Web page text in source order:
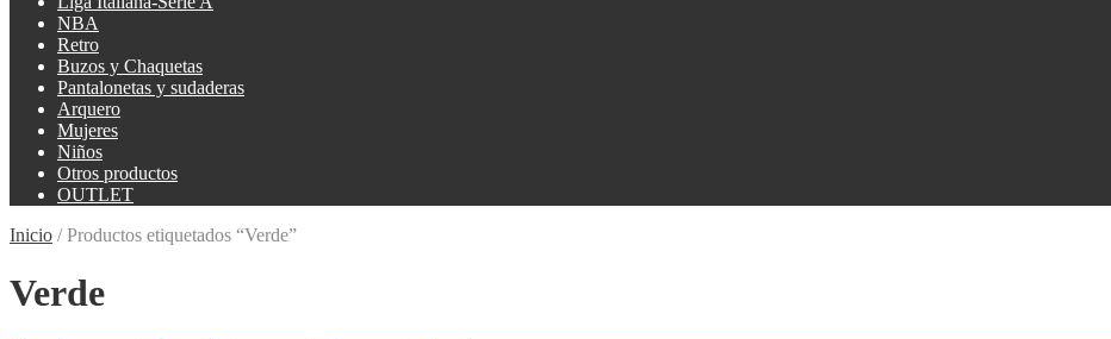
NBA
Retro
Buzos y Chaquetas
Pantalonetas y sudaderas
Arquero
Mujeres
Niños
Otros productos
OUTLET
Inicio /Productos etiquetados “Verde”
Verde